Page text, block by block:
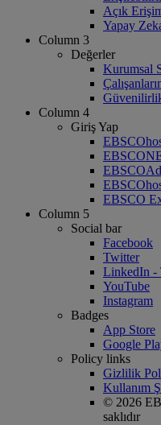
Açık
Yapay
Column 3
Değerler
Kurumsal
Column 4
Giriş Yap
EBSCO
Column 5
Social bar
Facebook
Twitter
LinkedIn -
YouTube
Instagram
Badges
App Store
Google
Policy links
Gizlilik
Kullanım
© 2026
saklıdır